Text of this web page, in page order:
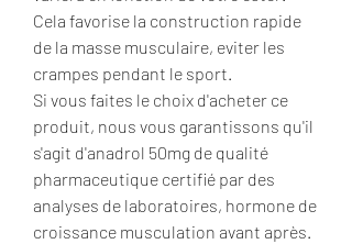
Cela favorise la construction rapide
de la masse musculaire, eviter les
crampes pendant le sport.
Si vous faites le choix d'acheter ce
produit, nous vous garantissons qu'il
s'agit d'anadrol 50mg de qualité
pharmaceutique certifié par des
analyses de laboratoires, hormone de
croissance musculation avant après.